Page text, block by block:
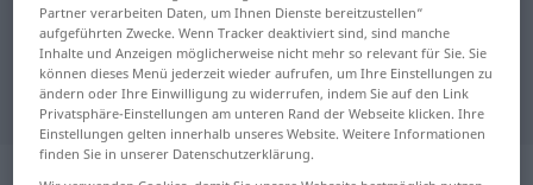
"Autogramm" Tschechisch
Übersetzung
„Autogramm“ : Neutrum
Partner verarbeiten Daten, um Ihnen Dienste bereitzustellen“
aufgeführten Zwecke. Wenn Tracker deaktiviert sind, sind manche
Inhalte und Anzeigen möglicherweise nicht mehr so relevant für Sie. Sie
können dieses Menü jederzeit wieder aufrufen, um Ihre Einstellungen zu
ändern oder Ihre Einwilligung zu widerrufen, indem Sie auf den Link
Privatsphäre-Einstellungen am unteren Rand der Webseite klicken. Ihre
Einstellungen gelten innerhalb unseres Website. Weitere Informationen
finden Sie in unserer Datenschutzerklärung.